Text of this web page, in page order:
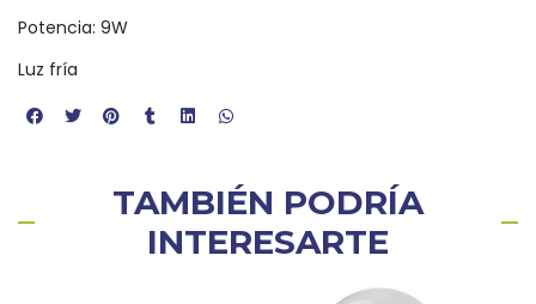
Potencia: 9W
Luz fría
TAMBIÉN PODRÍA
INTERESARTE